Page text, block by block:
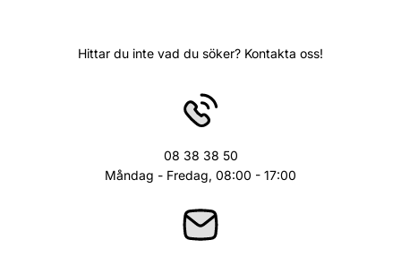
Hittar du inte vad du söker? Kontakta oss!
08 38 38 50
Måndag - Fredag, 08:00 - 17:00